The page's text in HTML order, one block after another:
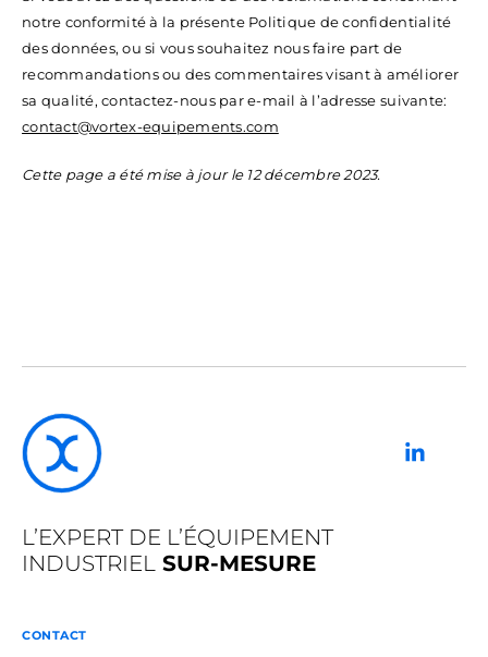
notre conformité à la présente Politique de confidentialité
des données, ou si vous souhaitez nous faire part de
recommandations ou des commentaires visant à améliorer
sa qualité, contactez-nous par e-mail à l’adresse suivante:
contact@vortex-equipements.com
Cette page a été mise à jour le 12 décembre 2023.
L’EXPERT DE L’ÉQUIPEMENT
INDUSTRIEL SUR-MESURE
CONTACT